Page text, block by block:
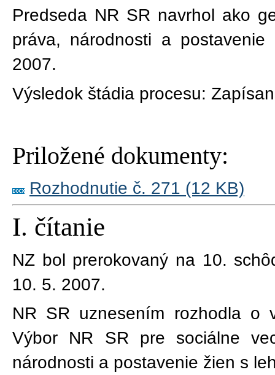
Predseda NR SR navrhol ako
práva, národnosti a
2007.
Výsledok štádia procesu:
Priložené dokumenty:
Rozhodnutie č. 271 (12 KB)
I. čítanie
NZ bol prerokovaný na 10.
10. 5. 2007.
NR SR uznesením rozhodla o
Výbor NR SR pre sociálne
národnosti a postavenie žien s